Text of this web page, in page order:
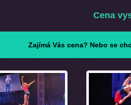
Cena
Zajímá Vás cena? Nebo se